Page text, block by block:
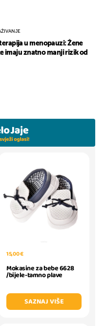
u menopauzi: Žene
imaju znatno manji rizik od
15,00 €
Mokasine za bebe 6628
/bijele-tamno plave
SAZNAJ VIŠE